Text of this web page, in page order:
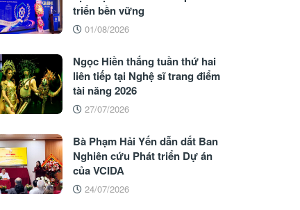
triển bền vững
01/08/2026
Ngọc Hiền thắng tuần thứ hai
liên tiếp tại Nghệ sĩ trang điểm
tài năng 2026
27/07/2026
Bà Phạm Hải Yến dẫn dắt Ban
Nghiên cứu Phát triển Dự án
của VCIDA
24/07/2026